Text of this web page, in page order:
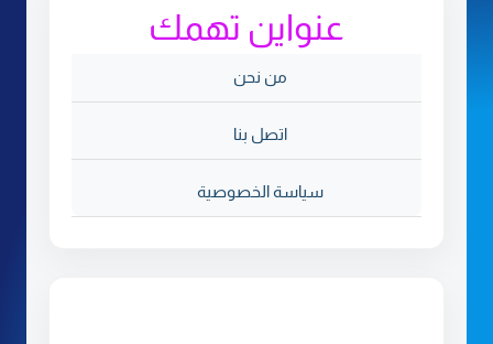
عنواين تهمك
من نحن
اتصل بنا
سياسة الخصوصية